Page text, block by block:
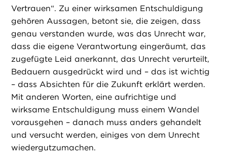
Vertrauen“. Zu einer wirksamen Entschuldigung
gehören Aussagen, betont sie, die zeigen, dass
genau verstanden wurde, was das Unrecht war,
dass die eigene Verantwortung eingeräumt, das
zugefügte Leid anerkannt, das Unrecht verurteilt,
Bedauern ausgedrückt wird und – das ist wichtig
– dass Absichten für die Zukunft erklärt werden.
Mit anderen Worten, eine aufrichtige und
wirksame Entschuldigung muss einem Wandel
vorausgehen – danach muss anders gehandelt
und versucht werden, einiges von dem Unrecht
wiedergutzumachen.